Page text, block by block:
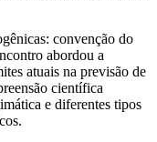
convenção do
abordou a
atuais na previsão de
científica
e diferentes tipos